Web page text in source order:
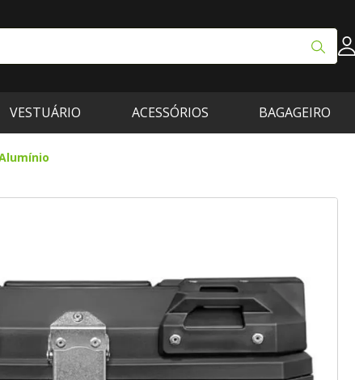
VESTUÁRIO ACESSÓRIOS BAGAGEIRO